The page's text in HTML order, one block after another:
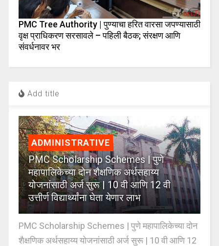
PMC Tree Authority | पुण्याचा हरित वारसा जपण्यासाठी
वृक्ष प्राधिकरण सरसावले – पहिली बैठक; संरक्षण आणि
संवर्धनावर भर
Add title
ADMINISTRATIVE
PMC Scholarship Schemes | पुणे
महापालिकेच्या दोन शैक्षणिक अर्थसहाय्य
योजनांसाठी अर्ज सुरू | 10 वी आणि 12 वी
उत्तीर्ण विद्यार्थ्यांना घेता येणार लाभ
PMC Scholarship Schemes | पुणे महापालिकेच्या दोन
शैक्षणिक अर्थसहाय्य योजनांसाठी अर्ज सुरू | 10 वी आणि 12